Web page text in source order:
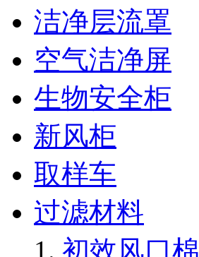
洁净层流罩
空气洁净屏
生物安全柜
新风柜
取样车
过滤材料
初效风口棉